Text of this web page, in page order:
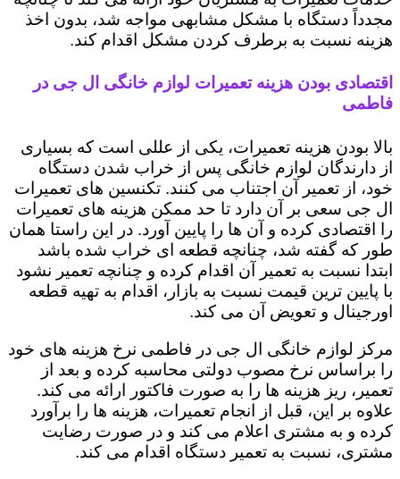
مجدداً دستگاه با مشکل مشابهی مواجه شد، بدون اخذ
هزینه نسبت به برطرف کردن مشکل اقدام کند.
اقتصادی بودن هزینه تعمیرات لوازم خانگی ال جی در
فاطمی
بالا بودن هزینه تعمیرات، یکی از عللی است که بسیاری
از دارندگان لوازم خانگی پس از خراب شدن دستگاه
خود، از تعمیر آن اجتناب می کنند. تکنسین های تعمیرات
ال جی سعی بر آن دارد تا حد ممکن هزینه های تعمیرات
را اقتصادی کرده و آن ها را پایین آورد. در این راستا همان
طور که گفته شد، چنانچه قطعه ای خراب شده باشد
ابتدا نسبت به تعمیر آن اقدام کرده و چنانچه تعمیر نشود
با پایین ترین قیمت نسبت به بازار، اقدام به تهیه قطعه
اورجینال و تعویض آن می کند.
مرکز لوازم خانگی ال جی در فاطمی نرخ هزینه های خود
را براساس نرخ مصوب دولتی محاسبه کرده و بعد از
تعمیر، ریز هزینه ها را به صورت فاکتور ارائه می کند.
علاوه بر این، قبل از انجام تعمیرات، هزینه ها را برآورد
کرده و به مشتری اعلام می کند و در صورت رضایت
مشتری، نسبت به تعمیر دستگاه اقدام می کند.